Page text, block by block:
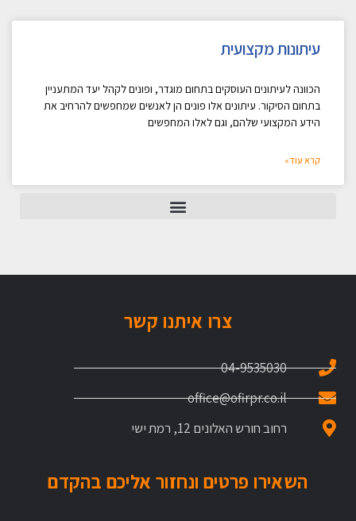
עיתונות מקצועית
הכוונה לעיתונים העוסקים בתחום מוגדר, ופונים לקהל יעד המתעניין
בתחום הסיקור. עיתונים אלו פונים הן לאנשים שמחפשים להרחיב את
הידע המקצועי שלהם, וגם לאלו המחפשים
קרא עוד»
צרו איתנו קשר
04-9535030
office@ofirpr.co.il
רחוב חורש האלונים 12, רמת ישי
השאירו פרטים ונחזור אליכם בהקדם